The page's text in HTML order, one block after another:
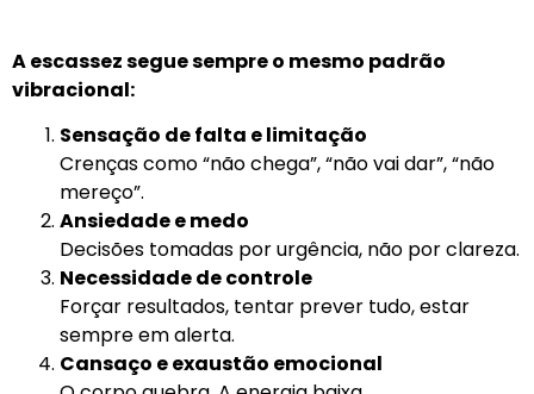
A escassez segue sempre o mesmo padrão
vibracional:
Sensação de falta e limitação
Crenças como “não chega”, “não vai dar”, “não
mereço”.
Ansiedade e medo
Decisões tomadas por urgência, não por clareza.
Necessidade de controle
Forçar resultados, tentar prever tudo, estar
sempre em alerta.
Cansaço e exaustão emocional